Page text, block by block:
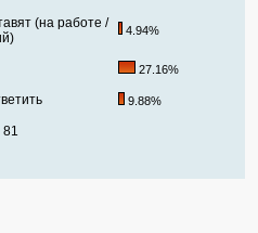
(на работе /
4.94%
27.16%
9.88%
81